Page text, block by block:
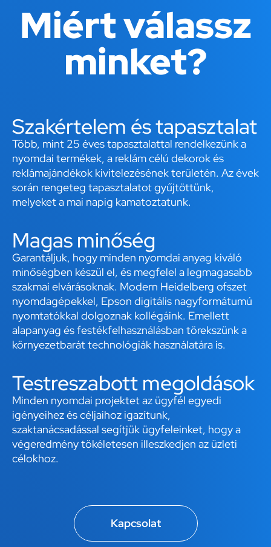
Miért válassz
minket?
Szakértelem és tapasztalat
Több, mint 25 éves tapasztalattal rendelkezünk a
nyomdai termékek, a reklám célú dekorok és
reklámajándékok kivitelezésének területén. Az évek
során rengeteg tapasztalatot gyűjtöttünk,
melyeket a mai napig kamatoztatunk.
Magas minőség
Garantáljuk, hogy minden nyomdai anyag kiváló
minőségben készül el, és megfelel a legmagasabb
szakmai elvárásoknak. Modern Heidelberg ofszet
nyomdagépekkel, Epson digitális nagyformátumú
nyomtatókkal dolgoznak kollégáink. Emellett
alapanyag és festékfelhasználásban törekszünk a
környezetbarát technológiák használatára is.
Testreszabott megoldások
Minden nyomdai projektet az ügyfél egyedi
igényeihez és céljaihoz igazítunk,
szaktanácsadással segítjük ügyfeleinket, hogy a
végeredmény tökéletesen illeszkedjen az üzleti
célokhoz.
Kapcsolat